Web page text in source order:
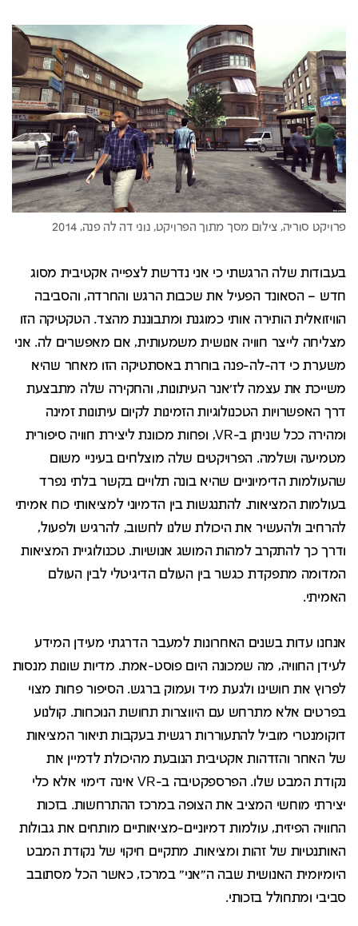
בעבודות שלה הרגשתי כי אני נדרשת לצפייה אקטיבית מסוג
חדש – הסאונד הפעיל את שכבות הרגש והחרדה, והסביבה
הוויזואלית הותירה אותי כמוגנת ומתבוננת מהצד. הטקטיקה הזו
מצליחה לייצר חוויה אנושית משמעותית, אם מאפשרים לה. אני
משערת כי דה-לה-פנה בוחרת באסתטיקה הזו מאחר שהיא
משייכת את עצמה לז'אנר העיתונות, והחקירה שלה מתבצעת
דרך האפשרויות הטכנולוגיות הזמינות לקיום עיתונות זמינה
ומהירה ככל שניתן ב-VR, ופחות מכוונת ליצירת חוויה סיפורית
מטמיעה ושלמה. הפרויקטים שלה מוצלחים בעיניי משום
שהעולמות הדימיוניים שהיא בונה תלויים בקשר בלתי נפרד
בעולמות המציאות. להתנגשות בין הדמיוני למציאותי כוח אמיתי
להרחיב ולהעשיר את היכולת שלנו לחשוב, להרגיש ולפעול,
ודרך כך להתקרב למהות המושג אנושיות. טכנולוגיית המציאות
המדומה מתפקדת כגשר בין העולם הדיגיטלי לבין העולם
האמיתי.
אנחנו עדות בשנים האחרונות למעבר הדרגתי מעידן המידע
לעידן החוויה, מה שמכונה היום פוסט-אמת. מדיות שונות מנסות
לפרוץ את חושינו ולגעת מיד ועמוק ברגש. הסיפור פחות מצוי
בפרטים אלא מתרחש עם היווצרות תחושת הנוכחות. קולנוע
דוקומנטרי מוביל להתעוררות רגשית בעקבות תיאור המציאות
של האחר והזדהות אקטיבית הנובעת מהיכולת לדמיין את
נקודת המבט שלו. הפרספקטיבה ב-VR אינה דימוי אלא כלי
יצירתי מוחשי המציב את הצופה במרכז ההתרחשות. בזכות
החוויה הפיזית, עולמות דמיוניים-מציאותיים מותחים את גבולות
האותנטיות של זהות ומציאות. מתקיים חיקוי של נקודת המבט
היומיומית האנושית שבה ה"אני" במרכז, כאשר הכל מסתובב
סביבי ומתחולל בזכותי.